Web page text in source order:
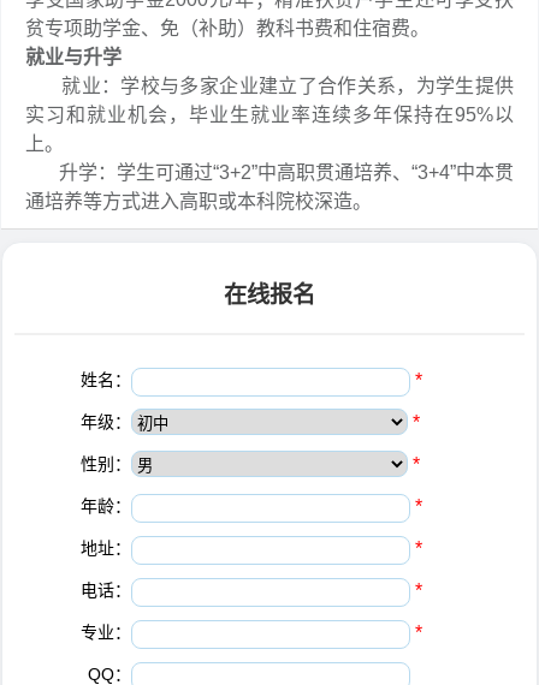
贫专项助学金、免（补助）教科书费和住宿费。
就业与升学
就业：学校与多家企业建立了合作关系，为学生提供
实习和就业机会，毕业生就业率连续多年保持在95%以
上。
升学：学生可通过“3+2”中高职贯通培养、“3+4”中本贯
通培养等方式进入高职或本科院校深造。
在线报名
姓名： *
年级： *
性别： *
年龄： *
地址： *
电话： *
专业： *
QQ：